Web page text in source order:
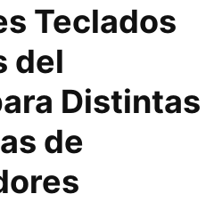
Teclados
del
Distintas
de